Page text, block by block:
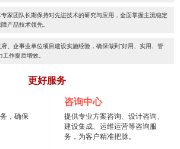
专家团队长期保持对先进技术的研究与应用，全面掌握主流稳定
产品技术领先。
、企事业单位项目建设实施经验，确保做到“好用、实用、管
工作提质增效。
更好服务
，确保
咨询中心
提供专业方案咨询、设计咨询、
建设集成、运维运营等咨询服
务，为客户精准把脉。